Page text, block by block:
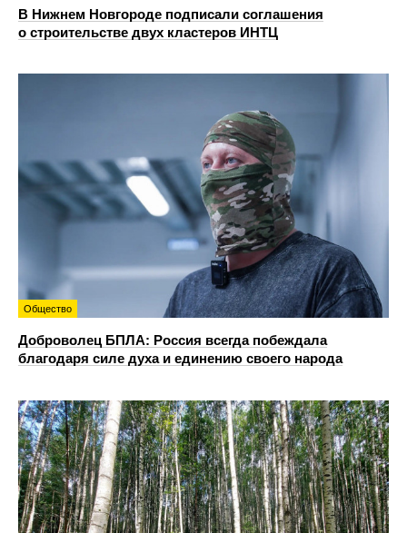
В Нижнем Новгороде подписали соглашения
о строительстве двух кластеров ИНТЦ
Общество
Доброволец БПЛА: Россия всегда побеждала
благодаря силе духа и единению своего народа